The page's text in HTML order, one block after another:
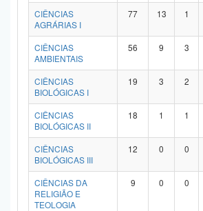
CIÊNCIAS
AGRÁRIAS I
77 13 1
CIÊNCIAS
AMBIENTAIS
56 9 3
CIÊNCIAS
BIOLÓGICAS I
19 3 2
CIÊNCIAS
BIOLÓGICAS II
18 1 1
CIÊNCIAS
BIOLÓGICAS III
12 0 0
CIÊNCIAS DA
RELIGIÃO E
TEOLOGIA
9 0 0